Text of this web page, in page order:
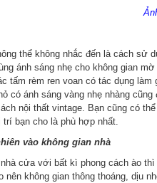
thể không nhắc đến là cách sử
ánh sáng nhẹ cho không gian
tấm rèm ren voan có tác dụng
có ánh sáng vàng nhẹ nhàng
nội thất vintage. Bạn cũng có
bạn cho là phù hợp nhất.
vào không gian nhà
cửa với bất kì phong cách ào
nên không gian thông thoáng, dịu